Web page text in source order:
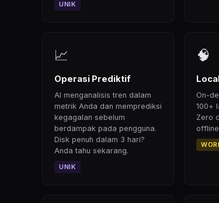
UNIK
📈
Operasi Prediktif
AI menganalisis tren dalam
metrik Anda dan memprediksi
kegagalan sebelum
berdampak pada pengguna.
Disk penuh dalam 3 hari?
Anda tahu sekarang.
UNIK
🧠
On-
100+
Zero